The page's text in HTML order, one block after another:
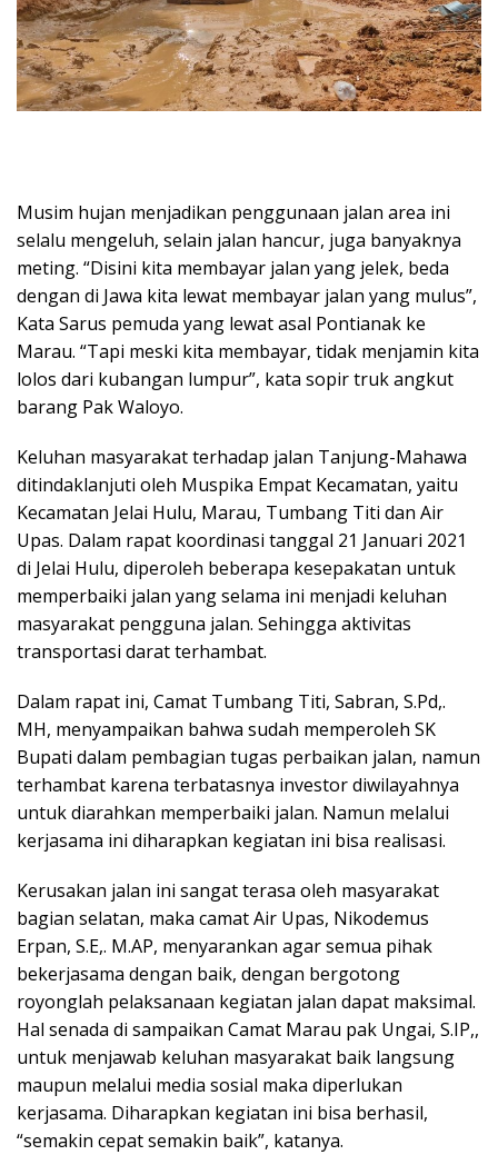
Musim hujan menjadikan penggunaan jalan area ini
selalu mengeluh, selain jalan hancur, juga banyaknya
meting. “Disini kita membayar jalan yang jelek, beda
dengan di Jawa kita lewat membayar jalan yang mulus”,
Kata Sarus pemuda yang lewat asal Pontianak ke
Marau. “Tapi meski kita membayar, tidak menjamin kita
lolos dari kubangan lumpur”, kata sopir truk angkut
barang Pak Waloyo.
Keluhan masyarakat terhadap jalan Tanjung-Mahawa
ditindaklanjuti oleh Muspika Empat Kecamatan, yaitu
Kecamatan Jelai Hulu, Marau, Tumbang Titi dan Air
Upas. Dalam rapat koordinasi tanggal 21 Januari 2021
di Jelai Hulu, diperoleh beberapa kesepakatan untuk
memperbaiki jalan yang selama ini menjadi keluhan
masyarakat pengguna jalan. Sehingga aktivitas
transportasi darat terhambat.
Dalam rapat ini, Camat Tumbang Titi, Sabran, S.Pd,.
MH, menyampaikan bahwa sudah memperoleh SK
Bupati dalam pembagian tugas perbaikan jalan, namun
terhambat karena terbatasnya investor diwilayahnya
untuk diarahkan memperbaiki jalan. Namun melalui
kerjasama ini diharapkan kegiatan ini bisa realisasi.
Kerusakan jalan ini sangat terasa oleh masyarakat
bagian selatan, maka camat Air Upas, Nikodemus
Erpan, S.E,. M.AP, menyarankan agar semua pihak
bekerjasama dengan baik, dengan bergotong
royonglah pelaksanaan kegiatan jalan dapat maksimal.
Hal senada di sampaikan Camat Marau pak Ungai, S.IP,,
untuk menjawab keluhan masyarakat baik langsung
maupun melalui media sosial maka diperlukan
kerjasama. Diharapkan kegiatan ini bisa berhasil,
“semakin cepat semakin baik”, katanya.